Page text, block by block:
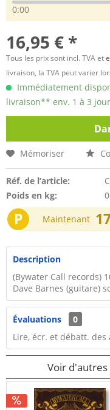
0:00
16,95 € *
Tous les prix sont incl. TVA et
livraison, la TVA peut varier
Immédiatement
livraison** env. 1 à 3
Mémoriser
Réf. de l’article:
Poids en kg:
P Maintenant
Description
(Bywater Call records)
Dave Barnes (guitare)
Évaluations
0
Lire, écr. et débatt. des
Voir